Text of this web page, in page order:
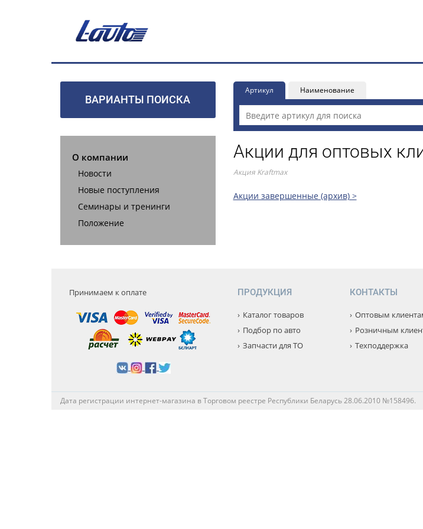
ВАРИАНТЫ ПОИСКА
О компании
Новости
Новые поступления
Семинары и тренинги
Положение
Артикул Наименование
Акции для оптовых
Акция Kraftmax
Акции завершенные (архив) >
Принимаем к оплате ПРОДУКЦИЯ
Каталог товаров
Подбор по авто
Запчасти для ТО
КОНТАКТЫ
Оптовым
Розничным
Техподдержка
Дата регистрации интернет-магазина в Торговом реестре Республики Беларусь 28.06.2010 №158496.